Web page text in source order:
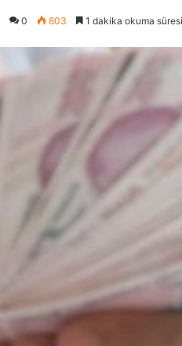
0 803 1 dakika okuma süresi